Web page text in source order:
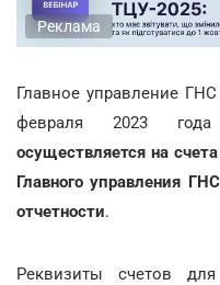
Реклама
Главное управление
февраля 2023
осуществляется на
Главного управления
отчетности.
Реквизиты счетов